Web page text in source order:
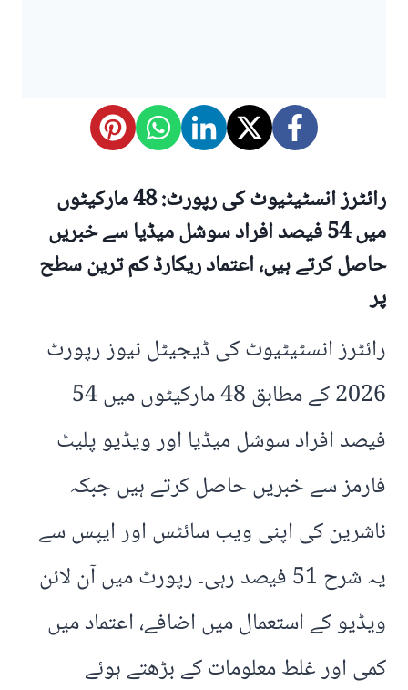
رائٹرز انسٹیٹیوٹ کی رپورٹ: 48 مارکیٹوں
میں 54 فیصد افراد سوشل میڈیا سے خبریں
حاصل کرتے ہیں، اعتماد ریکارڈ کم ترین سطح
پر
رائٹرز انسٹیٹیوٹ کی ڈیجیٹل نیوز رپورٹ
2026 کے مطابق 48 مارکیٹوں میں 54
فیصد افراد سوشل میڈیا اور ویڈیو پلیٹ
فارمز سے خبریں حاصل کرتے ہیں جبکہ
ناشرین کی اپنی ویب سائٹس اور ایپس سے
یہ شرح 51 فیصد رہی۔ رپورٹ میں آن لائن
ویڈیو کے استعمال میں اضافے، اعتماد میں
کمی اور غلط معلومات کے بڑھتے ہوئے